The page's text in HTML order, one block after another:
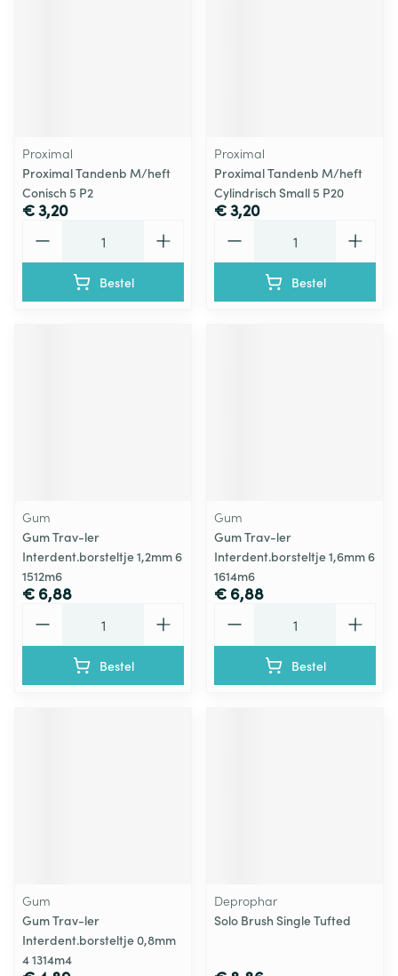
Proximal
Proximal Tandenb M/heft
Conisch 5 P2
€ 3,20
Bestel
Proximal
Proximal Tandenb M/heft
Cylindrisch Small 5 P20
€ 3,20
Bestel
Gum
Gum Trav-ler
Interdent.borsteltje 1,2mm 6
1512m6
€ 6,88
Bestel
Gum
Gum Trav-ler
Interdent.borsteltje 1,6mm 6
1614m6
€ 6,88
Bestel
Gum
Gum Trav-ler
Interdent.borsteltje 0,8mm
4 1314m4
Deprophar
Solo Brush Single Tufted